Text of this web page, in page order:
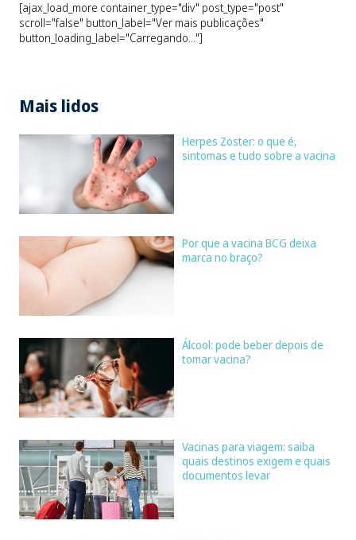
[ajax_load_more container_type="div" post_type="post"
scroll="false" button_label="Ver mais publicações"
button_loading_label="Carregando..."]
Mais lidos
Herpes Zoster: o que é,
sintomas e tudo sobre a vacina
Por que a vacina BCG deixa
marca no braço?
Álcool: pode beber depois de
tomar vacina?
Vacinas para viagem: saiba
quais destinos exigem e quais
documentos levar